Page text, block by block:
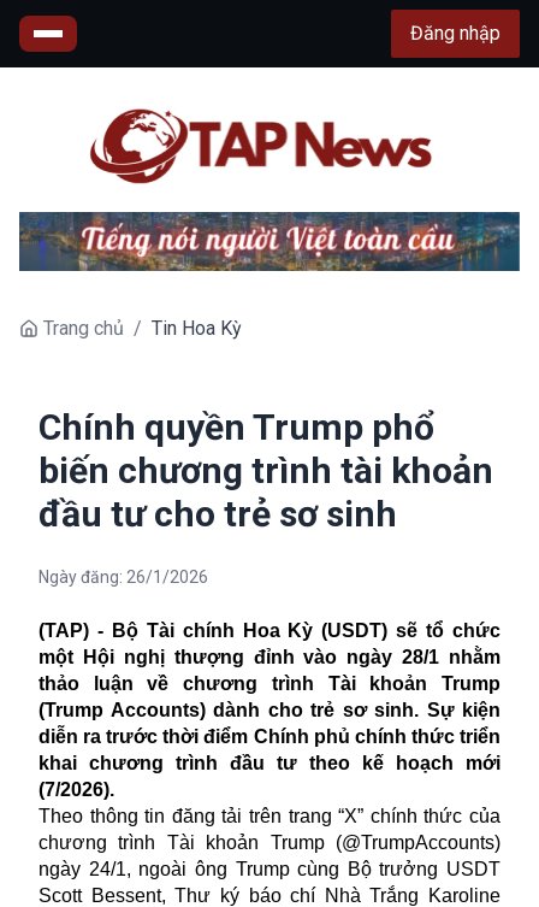
Đăng nhập
Trang chủ / Tin Hoa Kỳ
Chính quyền Trump phổ
biến chương trình tài khoản
đầu tư cho trẻ sơ sinh
Ngày đăng: 26/1/2026
(TAP) - Bộ Tài chính Hoa Kỳ (USDT) sẽ tổ chức
một Hội nghị thượng đỉnh vào ngày 28/1 nhằm
thảo luận về chương trình Tài khoản Trump
(Trump Accounts) dành cho trẻ sơ sinh. Sự kiện
diễn ra trước thời điểm Chính phủ chính thức triển
khai chương trình đầu tư theo kế hoạch mới
(7/2026).
Theo thông tin đăng tải trên trang “X” chính thức của
chương trình Tài khoản Trump (@TrumpAccounts)
ngày 24/1, ngoài ông Trump cùng Bộ trưởng USDT
Scott Bessent, Thư ký báo chí Nhà Trắng Karoline